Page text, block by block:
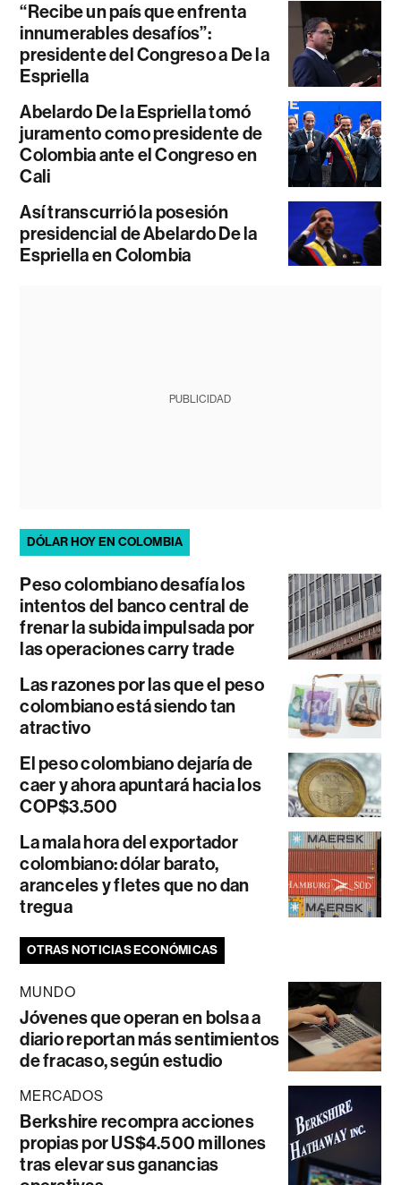
“Recibe un país que enfrenta
innumerables desafíos”:
presidente del Congreso a De la
Espriella
Abelardo De la Espriella tomó
juramento como presidente de
Colombia ante el Congreso en
Cali
Así transcurrió la posesión
presidencial de Abelardo De la
Espriella en Colombia
PUBLICIDAD
DÓLAR HOY EN COLOMBIA
Peso colombiano desafía los
intentos del banco central de
frenar la subida impulsada por
las operaciones carry trade
Las razones por las que el peso
colombiano está siendo tan
atractivo
El peso colombiano dejaría de
caer y ahora apuntará hacia los
COP$3.500
La mala hora del exportador
colombiano: dólar barato,
aranceles y fletes que no dan
tregua
OTRAS NOTICIAS ECONÓMICAS
MUNDO
Jóvenes que operan en bolsa a
diario reportan más sentimientos
de fracaso, según estudio
MERCADOS
Berkshire recompra acciones
propias por US$4.500 millones
tras elevar sus ganancias